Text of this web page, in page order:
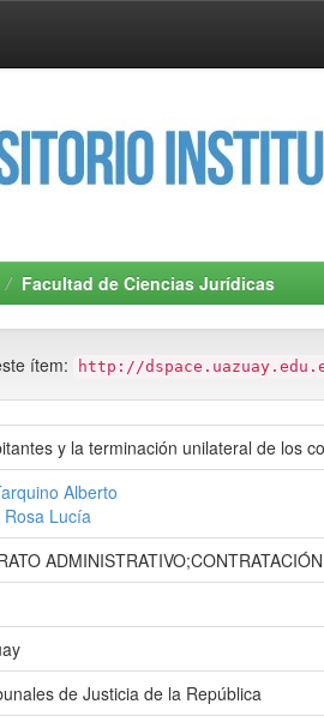
Facultad de Ciencias Jurídicas
ítem: http://
y la terminación unilateral de los
Alberto
Lucía
de Justicia de la República